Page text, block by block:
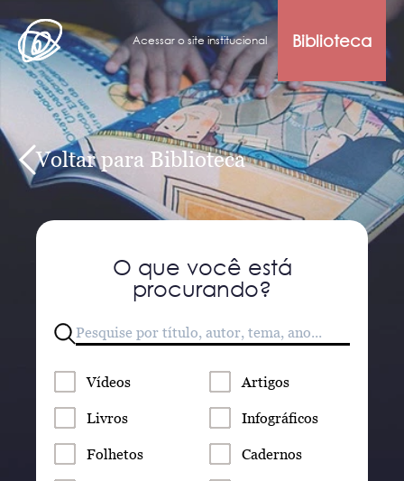
Acessar o site institucional Biblioteca
Voltar para Biblioteca
O que você está
procurando?
Vídeos Artigos
Livros Infográficos
Folhetos Cadernos